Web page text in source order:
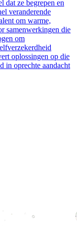
dat ze begrepen en
veranderende
om warme,
samenwerkingen die
om
oplossingen op die
in oprechte aandacht